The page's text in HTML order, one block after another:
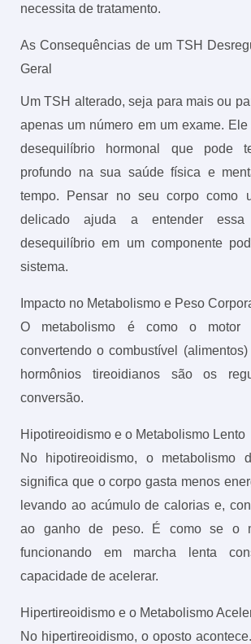
necessita de tratamento.
As Consequências de um TSH
Geral
Um TSH alterado, seja para mais ou
apenas um número em um exame.
desequilíbrio hormonal que pode
profundo na sua saúde física e
tempo. Pensar no seu corpo como
delicado ajuda a entender essa
desequilíbrio em um componente
sistema.
Impacto no Metabolismo e Peso
O metabolismo é como o motor
convertendo o combustível
hormônios tireoidianos são os
conversão.
Hipotireoidismo e o Metabolismo Lento
No hipotireoidismo, o metabolismo
significa que o corpo gasta menos
levando ao acúmulo de calorias e,
ao ganho de peso. É como se o
funcionando em marcha lenta
capacidade de acelerar.
Hipertireoidismo e o Metabolismo
No hipertireoidismo, o oposto